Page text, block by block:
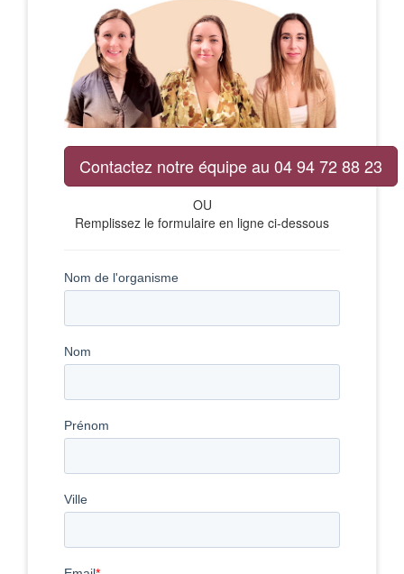
Contactez notre équipe au 04 94 72 88 23
OU
Remplissez le formulaire en ligne ci-dessous